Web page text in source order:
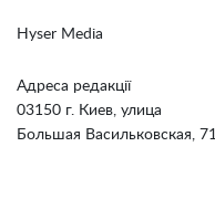
Hyser Media
Адреса редакції
03150 г. Киев, улица
Большая Васильковская, 71